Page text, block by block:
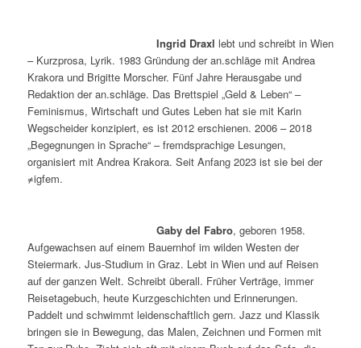
Ingrid Draxl lebt und schreibt in Wien
– Kurzprosa, Lyrik. 1983 Gründung der an.schläge mit Andrea
Krakora und Brigitte Morscher. Fünf Jahre Herausgabe und
Redaktion der an.schläge. Das Brettspiel „Geld & Leben“ –
Feminismus, Wirtschaft und Gutes Leben hat sie mit Karin
Wegscheider konzipiert, es ist 2012 erschienen. 2006 – 2018
„Begegnungen in Sprache“ – fremdsprachige Lesungen,
organisiert mit Andrea Krakora. Seit Anfang 2023 ist sie bei der
≠igfem.
Gaby del Fabro, geboren 1958.
Aufgewachsen auf einem Bauernhof im wilden Westen der
Steiermark. Jus-Studium in Graz. Lebt in Wien und auf Reisen
auf der ganzen Welt. Schreibt überall. Früher Verträge, immer
Reisetagebuch, heute Kurzgeschichten und Erinnerungen.
Paddelt und schwimmt leidenschaftlich gern. Jazz und Klassik
bringen sie in Bewegung, das Malen, Zeichnen und Formen mit